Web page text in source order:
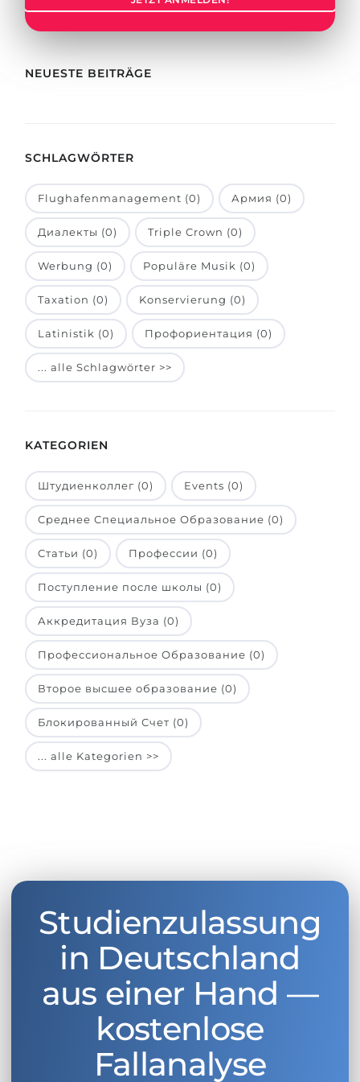
Berufe
Holland-Test
Interessenkarte-Test
RIASEC-Test
Erfolgzu
100%
BEWERBEN FÜR FACHRICHTUNG …
BEWERBEN AUS …
Russland
Ukraine
Kasachstan
Aserbaidschan
Armenien
Belarus
BERATUNG BUCHEN
NEUESTE BEITRÄGE
SCHLAGWÖRTER
Flughafenmanagement (0) Армия (0)
Диалекты (0) Triple Crown (0)
Werbung (0) Populäre Musik (0)
Taxation (0) Konservierung (0)
Latinistik (0) Профориентация (0)
... alle Schlagwörter >>
KATEGORIEN
Штудиенколлег (0) Events (0)
Среднее Специальное Образование (0)
Статьи (0) Профессии (0)
Поступление после школы (0)
Аккредитация Вуза (0)
Профессиональное Образование (0)
Второе высшее образование (0)
Блокированный Счет (0)
... alle Kategorien >>
Studienzulassung
in Deutschland
aus einer Hand —
kostenlose
Fallanalyse